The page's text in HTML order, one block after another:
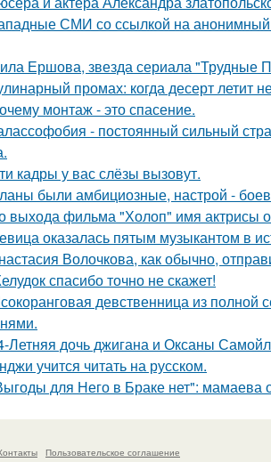
СМИ со ссылкой на анонимный
Ершова, звезда сериала "Трудные
промах: когда десерт летит
монтаж - это спасение.
- постоянный сильный
кадры у вас слёзы вызовут.
были амбициозные, настрой -
выхода фильма "Холоп" имя актрисы
оказалась пятым музыкантом в
Волочкова, как обычно,
спасибо точно не скажет!
девственница из
Летняя дочь джигана и Оксаны
учится читать на русском.
для Него в Браке нет": мамаева
Пользовательское соглашение